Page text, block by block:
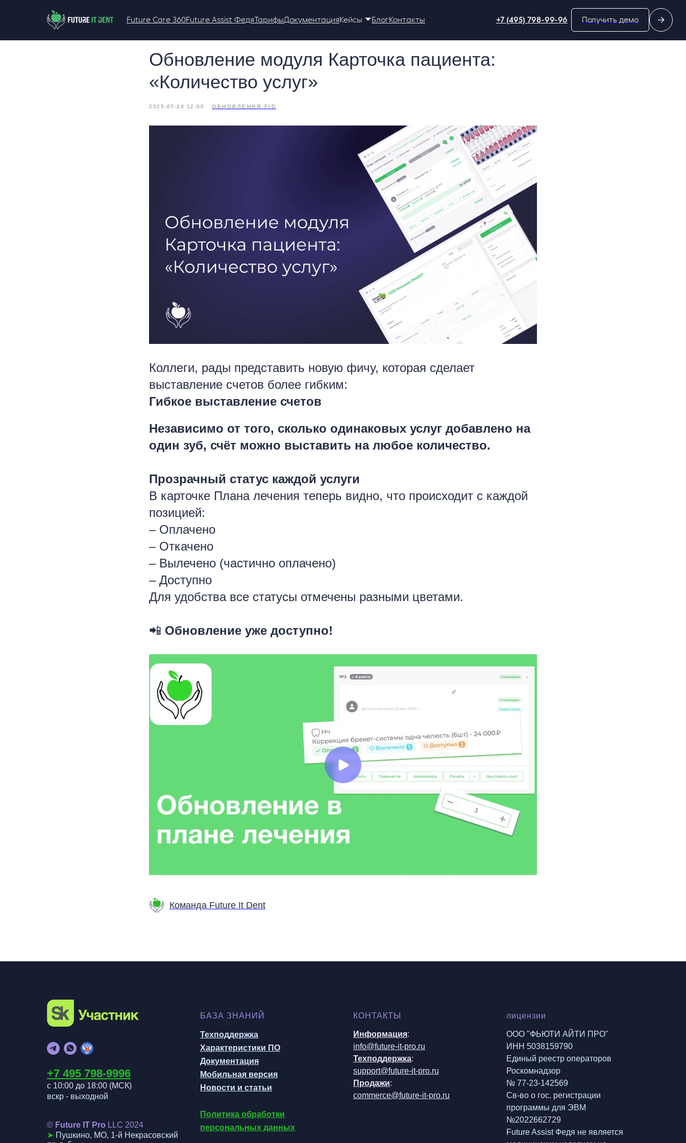
Future Care 360Future Assist ФедяТарифыДокументацияКейсы 🞃БлогКонтакты +7 (495) 798-99-96 Получить демо
Обновление модуля Карточка пациента:
«Количество услуг»
2025-07-24 12:00 ОБНОВЛЕНИЯ FID
Коллеги, рады представить новую фичу, которая сделает
выставление счетов более гибким:
Гибкое выставление счетов
Независимо от того, сколько одинаковых услуг добавлено на
один зуб, счёт можно выставить на любое количество.
Прозрачный статус каждой услуги
В карточке Плана лечения теперь видно, что происходит с каждой
позицией:
– Оплачено
– Откачено
– Вылечено (частично оплачено)
– Доступно
Для удобства все статусы отмечены разными цветами.
📲 Обновление уже доступно!
Команда Future It Dent
+7 495 798-9996
с 10:00 до 18:00 (МСК)
вскр - выходной
© Future IT Pro LLC 2024
➤ Пушкино, МО, 1-й Некрасовский
БАЗА ЗНАНИЙ
Техподдержка
Характеристики ПО
Документация
Мобильная версия
Новости и статьи
Политика обработки
персональных данных
КОНТАКТЫ
Информация:
info@future-it-pro.ru
Техподдержка:
support@future-it-pro.ru
Продажи:
commerce@future-it-pro.ru
лицензии
ООО "ФЬЮТИ АЙТИ ПРО"
ИНН 5038159790
Единый реестр операторов
Роскомнадзор
№ 77-23-142569
Св-во о гос. регистрации
программы для ЭВМ
№2022662729
Future Assist Федя не является